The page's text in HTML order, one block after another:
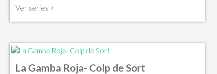
Ver series >
La Gamba Roja- Colp de Sort